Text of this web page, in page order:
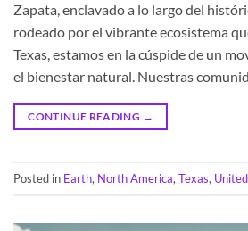
Zapata, enclavado a lo largo del
rodeado por el vibrante ecosistema
Texas, estamos en la cúspide de un
el bienestar natural. Nuestras
CONTINUE READING →
Posted in Earth, North America, Texas,